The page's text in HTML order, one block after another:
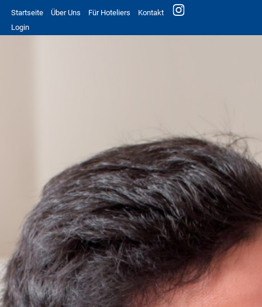
Startseite Über Uns Für Hoteliers
Kontakt
Login